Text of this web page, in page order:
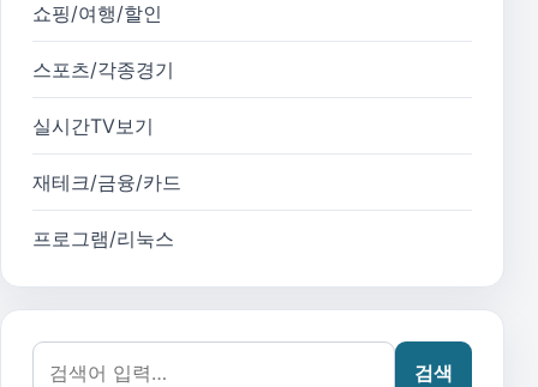
쇼핑/여행/할인
스포츠/각종경기
실시간TV보기
재테크/금융/카드
프로그램/리눅스
검색어:
검색